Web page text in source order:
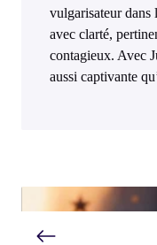
vulgarisateur dans
avec clarté,
contagieux. Avec
aussi captivante